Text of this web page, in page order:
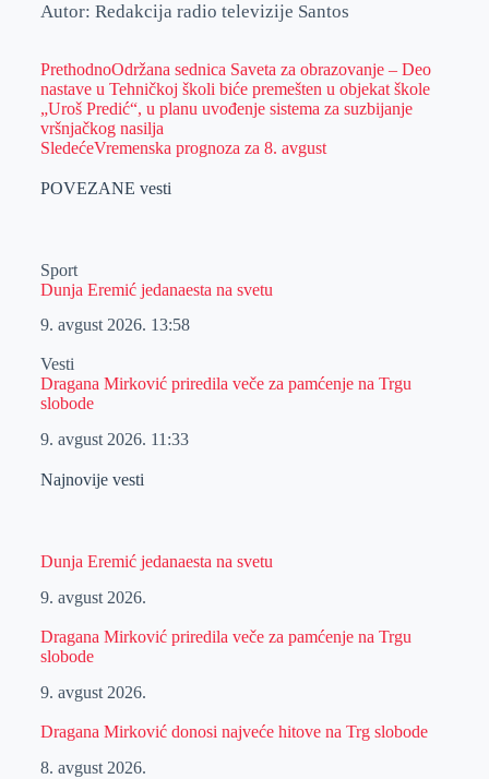
Autor: Redakcija radio televizije Santos
PrethodnoOdržana sednica Saveta za obrazovanje – Deo
nastave u Tehničkoj školi biće premešten u objekat škole
„Uroš Predić“, u planu uvođenje sistema za suzbijanje
vršnjačkog nasilja
SledećeVremenska prognoza za 8. avgust
POVEZANE vesti
Sport
Dunja Eremić jedanaesta na svetu
9. avgust 2026. 13:58
Vesti
Dragana Mirković priredila veče za pamćenje na Trgu
slobode
9. avgust 2026. 11:33
Najnovije vesti
Dunja Eremić jedanaesta na svetu
9. avgust 2026.
Dragana Mirković priredila veče za pamćenje na Trgu
slobode
9. avgust 2026.
Dragana Mirković donosi najveće hitove na Trg slobode
8. avgust 2026.